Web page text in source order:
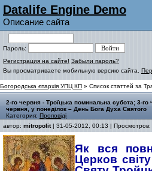
Datalife Engine Demo
Описание сайта
Пароль:
Регистрация на сайте! Забыли пароль?
Вы просматриваете мобильную версию сайта.
Богородська єпархія УПЦ КП » Список статтей за
2-го червня - Троїцька поминальна субота; 3-
червня, у понеділок – День Бога Духа Святого
Категория: Проповіді
автор: mitropolit| 31-05-2012, 00:13 | Просмотров:
Як вся
Церков